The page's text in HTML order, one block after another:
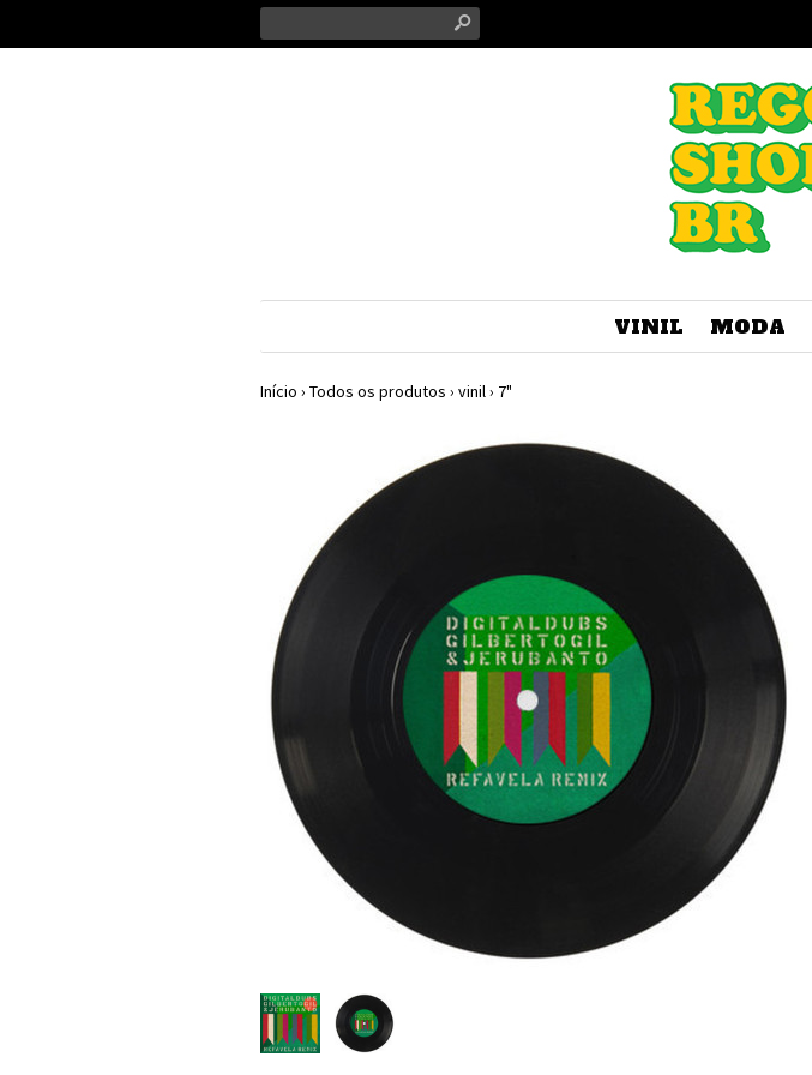
s
VINIL MODA
Início › Todos os produtos › vinil› 7"